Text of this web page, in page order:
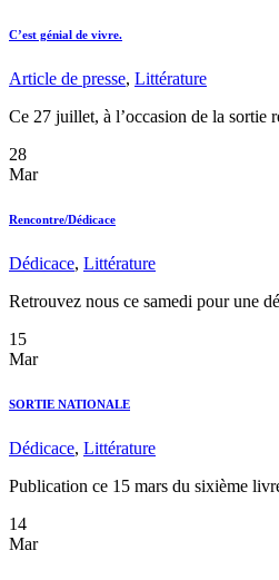
C’est génial de vivre.
Article de presse, Littérature
Ce 27 juillet, à l’occasion de la sortie
28
Mar
Rencontre/Dédicace
Dédicace, Littérature
Retrouvez nous ce samedi pour une
15
Mar
SORTIE NATIONALE
Dédicace, Littérature
Publication ce 15 mars du sixième
14
Mar